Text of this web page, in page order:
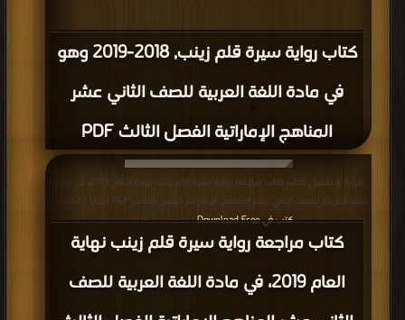
كتاب رواية سيرة قلم زينب, 2018-2019 وهو
في مادة اللغة العربية للصف الثاني عشر
المناهج الإماراتية الفصل الثالث PDF
كتاب مراجعة رواية سيرة قلم زينب نهاية
العام 2019، في مادة اللغة العربية للصف
قراءة و تحميل كتاب كتاب مراجعة رواية سيرة قلم زينب نهاية العام 2019، في مادة
اللغة العربية للصف الثاني عشر المناهج الإماراتية الفصل الثالث PDF مجانا | مكتبة >
كتب في Download Free
| التحميل : مرة/مرات